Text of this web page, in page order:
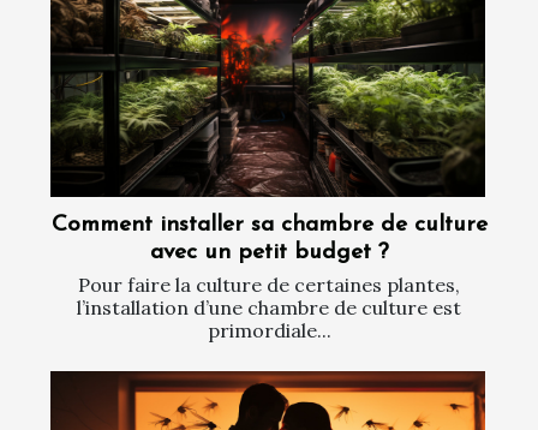
Comment installer sa chambre de culture
avec un petit budget ?
Pour faire la culture de certaines plantes,
l’installation d’une chambre de culture est
primordiale...